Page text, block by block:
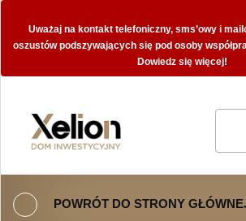
Uważaj na kontakt telefoniczny, sms’owy i
oszustów podszywających się pod osoby
Dowiedz się więcej!
POWRÓT DO STRONY